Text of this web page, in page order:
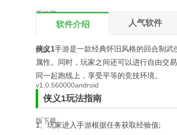
软件介绍 人气软件
侠义1手游是一款经典怀旧风格的回合制
属性。同时，玩家之间还可以进行自由交
同一起跑线上，享受平等的竞技环境。
侠义1玩法指南
1、玩家进入手游根据任务获取经验值;